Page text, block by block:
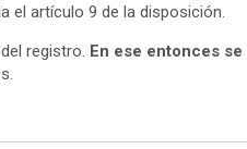
el artículo 9 de la disposición.
registro. En ese entonces se